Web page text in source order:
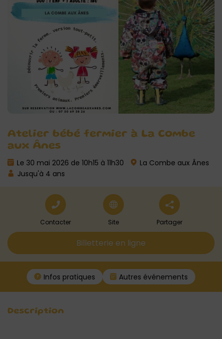
Atelier bébé fermier à La Combe
aux Ânes
Le 30 mai 2026 de 10h15 à 11h30
La Combe aux Ânes
Jusqu'à 4 ans
Contacter Site Partager
Billetterie en ligne
Infos pratiques Autres événements
Description